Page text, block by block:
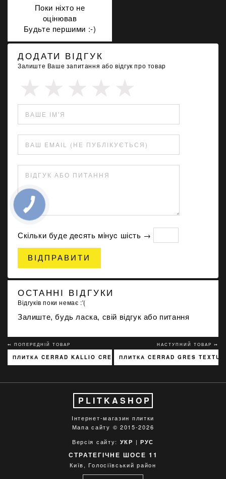
Поки ніхто не
оцінював
Будьте першими :-)
ДОДАТИ ВІДГУК
Залиште Ваше запитання або відгук про товар
ВАШЕ ІМ'Я
ВАШ EMAIL (НЕ ПУБЛІКУЄТЬСЯ)
ВІДГУК АБО ПИТАННЯ
Скільки буде дecять мiнуc шість →
ВІДПРАВИТИ
ОСТАННІ ВІДГУКИ
Відгуків поки немає :'(
Залиште, будь ласка, свій відгук або питання
↢ ПОПЕРЕДНІЙ ТОВАР
ПЛИТКА CERRAD KALLIO CREAM 3768 15X45
НАСТУПНИЙ ТОВАР ↣
ПЛИТКА CERRAD GRES
PLITKASHOP
Інтернет-магазин плитки
Мапа сайту © 2015-2026
Версія сайту: УКР | РУС
СТРАТЕГІЧНЕ ШОСЕ 11
Київ, Голосіївський район